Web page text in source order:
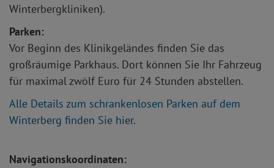
Winterbergkliniken).
Parken:
Vor Beginn des Klinikgeländes finden Sie das
großräumige Parkhaus. Dort können Sie Ihr Fahrzeug
für maximal zwölf Euro für 24 Stunden abstellen.
Alle Details zum schrankenlosen Parken auf dem
Winterberg finden Sie hier.
Navigationskoordinaten: